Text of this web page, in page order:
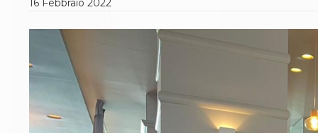
Classifica Società Sportive con più di 100 atleti
tesserati
Azzurri
Giustizia Sportiva
Protocollo udienze in videoconferenza
Documenti e Modulistica
Contatti
16 Febbraio2022